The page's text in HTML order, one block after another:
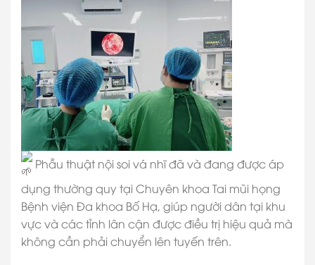
Phẫu thuật nội soi vá nhĩ đã và đang được áp
dụng thường quy tại Chuyên khoa Tai mũi họng
Bệnh viện Đa khoa Bố Hạ, giúp người dân tại khu
vực và các tỉnh lân cận được điều trị hiệu quả mà
không cần phải chuyển lên tuyến trên.